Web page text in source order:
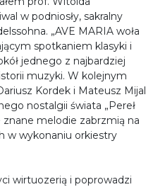
w podniosły, sakralny
„AVE MARIA woła
spotkaniem klasyki i
jednego z najbardziej
muzyki. W kolejnym
Kordek i Mateusz Mijal
nostalgii świata „Pereł
melodie zabrzmią na
w wykonaniu orkiestry
wirtuozerią i poprowadzi